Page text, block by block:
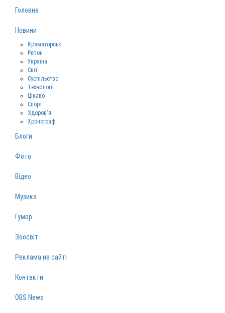
Головна
Новини
Краматорськ
Регіон
Україна
Світ
Суспільство
Технології
Цікаво
Спорт
Здоров‘я
Хронограф
Блоги
Фото
Відео
Музика
Гумор
Зоосвіт
Реклама на сайті
Контакти
OBS News